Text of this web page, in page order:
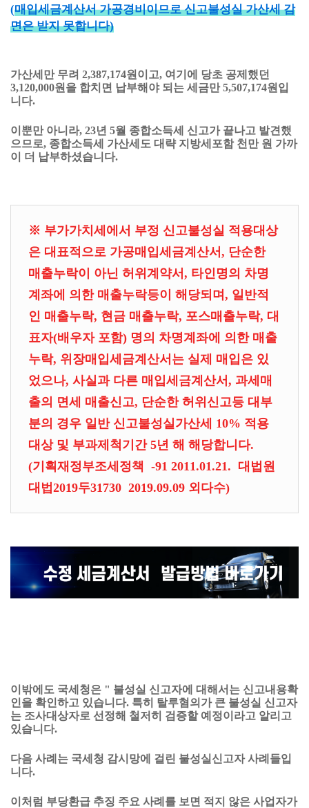
(매입세금계산서 가공경비이므로 신고불성실 가산세 감
면은 받지 못합니다)
가산세만 무려 2,387,174원이고, 여기에 당초 공제했던
3,120,000원을 합치면 납부해야 되는 세금만 5,507,174원입
니다.
이뿐만 아니라, 23년 5월 종합소득세 신고가 끝나고 발견했
으므로, 종합소득세 가산세도 대략 지방세포함 천만 원 가까
이 더 납부하셨습니다.
※ 부가가치세에서 부정 신고불성실 적용대상
은 대표적으로 가공매입세금계산서, 단순한
매출누락이 아닌 허위계약서, 타인명의 차명
계좌에 의한 매출누락등이 해당되며, 일반적
인 매출누락, 현금 매출누락, 포스매출누락, 대
표자(배우자 포함) 명의 차명계좌에 의한 매출
누락, 위장매입세금계산서는 실제 매입은 있
었으나, 사실과 다른 매입세금계산서, 과세매
출의 면세 매출신고, 단순한 허위신고등 대부
분의 경우 일반 신고불성실가산세 10% 적용
대상 및 부과제척기간 5년 해 해당합니다.
(기획재정부조세정책 -91 2011.01.21. 대법원
대법2019두31730 2019.09.09 외다수)
이밖에도 국세청은 " 불성실 신고자에 대해서는 신고내용확
인을 확인하고 있습니다. 특히 탈루혐의가 큰 불성실 신고자
는 조사대상자로 선정해 철저히 검증할 예정이라고 알리고
있습니다.
다음 사례는 국세청 감시망에 걸린 불성실신고자 사례들입
니다.
이처럼 부당환급 추징 주요 사례를 보면 적지 않은 사업자가